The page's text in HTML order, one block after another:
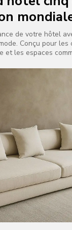
3 à 5 ans
de votre hôtel
Conçu pour les
et les espaces
densité et